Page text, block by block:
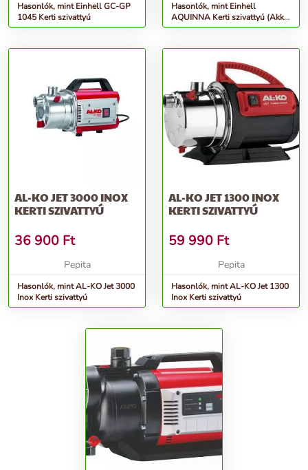
Hasonlók, mint Einhell GC-GP
1045 Kerti szivattyú
Hasonlók, mint Einhell
AQUINNA Kerti szivattyú (Akku
és töltő nélkül)
AL-KO JET 3000 INOX
KERTI SZIVATTYÚ
36 900 Ft
Pepita
Hasonlók, mint AL-KO Jet 3000
Inox Kerti szivattyú
AL-KO JET 1300 INOX
KERTI SZIVATTYÚ
59 990 Ft
Pepita
Hasonlók, mint AL-KO Jet 1300
Inox Kerti szivattyú